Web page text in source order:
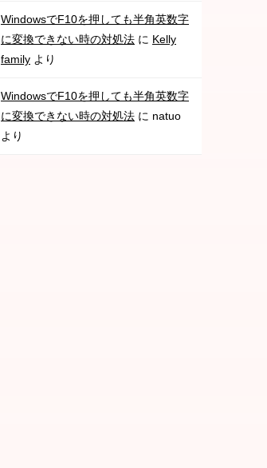
WindowsでF10を押しても半角英数字
に変換できない時の対処法 に Kelly
family より
WindowsでF10を押しても半角英数字
に変換できない時の対処法 に natuo
より